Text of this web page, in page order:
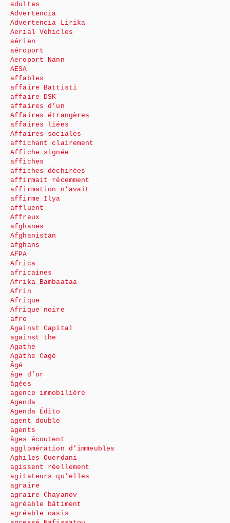
adultes
Advertencia
Advertencia Lirika
Aerial Vehicles
aérien
aéroport
Aeroport Nann
AESA
affables
affaire Battisti
affaire DSK
affaires d’un
Affaires étrangères
affaires liées
Affaires sociales
affichant clairement
Affiche signée
affiches
affiches déchirées
affirmait récemment
affirmation n’avait
affirme Ilya
affluent
Affreux
afghanes
Afghanistan
afghans
AFPA
Africa
africaines
Afrika Bambaataa
Afrin
Afrique
Afrique noire
afro
Against Capital
against the
Agathe
Agathe Cagé
Âgé
âge d’or
âgées
agence immobilière
Agenda
Agenda Édito
agent double
agents
âges écoutent
agglomération d’immeubles
Aghiles Ouerdani
agissent réellement
agitateurs qu’elles
agraire
agraire Chayanov
agréable bâtiment
agréable oasis